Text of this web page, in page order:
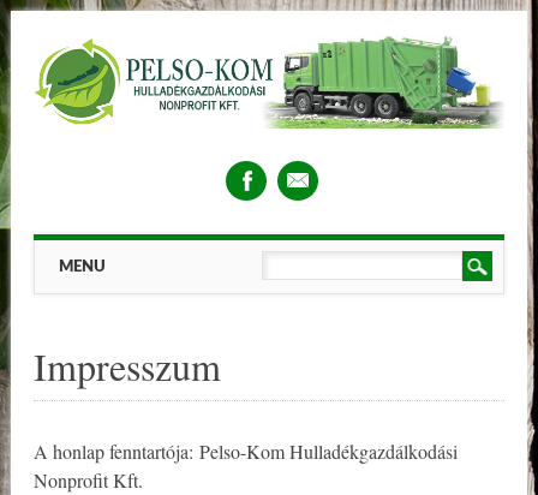
Main menu
MENU
Impresszum
A honlap fenntartója: Pelso-Kom Hulladékgazdálkodási
Nonprofit Kft.